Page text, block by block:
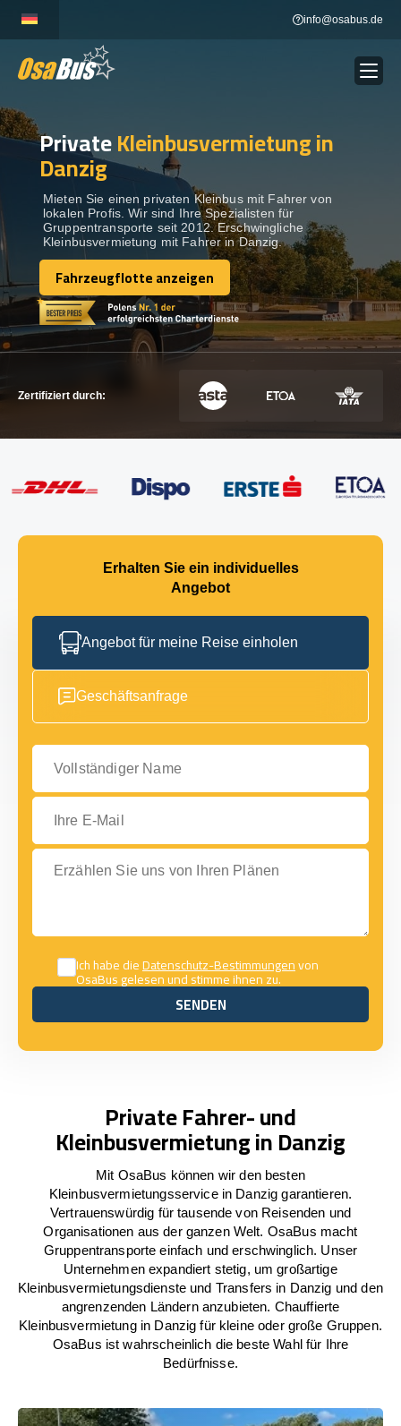
content
info@osabus.de
BUSVERMIETUNG Show dropdown
REISEZIELE
FLOTTE
KONTAKTIEREN SIE UNS
KONTAKTIEREN SIE UNS
PrivateKleinbusvermietung in
Danzig
Mieten Sie einen privaten Kleinbus mit Fahrer von
lokalen Profis. Wir sind Ihre Spezialisten für
Gruppentransporte seit 2012. Erschwingliche
Kleinbusvermietung mit Fahrer in Danzig.
Fahrzeugflotte anzeigen
Fahrzeugflotte anzeigen
Zertifiziert durch:
Erhalten Sie ein individuelles
Angebot
Angebot für meine Reise einholen
Geschäftsanfrage
Vollständiger Name
Ihre E-Mail
Erzählen Sie uns von Ihren Plänen
Ich habe dieDatenschutz-Bestimmungenvon
OsaBus gelesen und stimme ihnen zu.
SENDEN
SENDEN
Private Fahrer- und
Kleinbusvermietung in Danzig
Mit OsaBus können wir den besten
Kleinbusvermietungsservice in Danzig garantieren.
Vertrauenswürdig für tausende von Reisenden und
Organisationen aus der ganzen Welt. OsaBus macht
Gruppentransporte einfach und erschwinglich. Unser
Unternehmen expandiert stetig, um großartige
Kleinbusvermietungsdienste und Transfers in Danzig und den
angrenzenden Ländern anzubieten. Chauffierte
Kleinbusvermietung in Danzig für kleine oder große Gruppen.
OsaBus ist wahrscheinlich die beste Wahl für Ihre
Bedürfnisse.